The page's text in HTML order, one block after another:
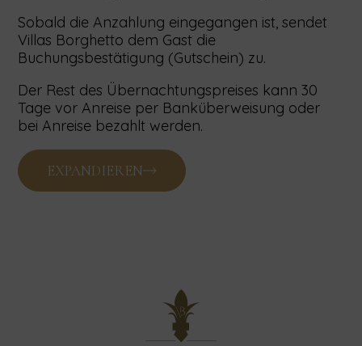
Sobald die Anzahlung eingegangen ist, sendet
Villas Borghetto dem Gast die
Buchungsbestätigung (Gutschein) zu.
Der Rest des Übernachtungspreises kann 30
Tage vor Anreise per Banküberweisung oder
bei Anreise bezahlt werden.
SERVICEPREIS UND WÄHRUNG
nicht im Preis inbegriffen und werden dem Gast
daher als gesonderte Leistung extra in
EXPANDIEREN